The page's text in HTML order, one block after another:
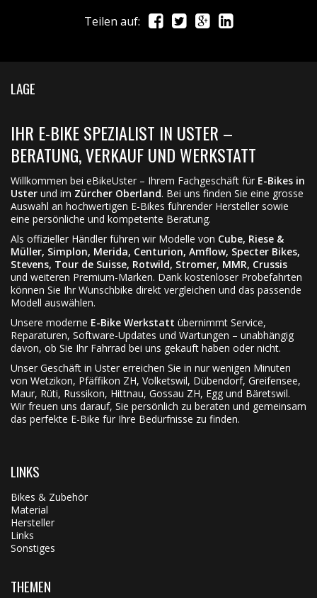
Teilen auf:
LAGE
IHR E-BIKE SPEZIALIST IN USTER –
BERATUNG, VERKAUF UND WERKSTATT
Willkommen bei eBikeUster – Ihrem Fachgeschäft für E-Bikes in
Uster und im Zürcher Oberland. Bei uns finden Sie eine grosse
Auswahl an hochwertigen E-Bikes führender Hersteller sowie
eine persönliche und kompetente Beratung.
Als offizieller Händler führen wir Modelle von Cube, Riese &
Müller, Simplon, Merida, Centurion, Amflow, Specter Bikes,
Stevens, Tour de Suisse, Rotwild, Stromer, MMR, Crussis
und weiteren Premium-Marken. Dank kostenloser Probefahrten
können Sie Ihr Wunschbike direkt vergleichen und das passende
Modell auswählen.
Unsere moderne E-Bike Werkstatt übernimmt Service,
Reparaturen, Software-Updates und Wartungen – unabhängig
davon, ob Sie Ihr Fahrrad bei uns gekauft haben oder nicht.
Unser Geschäft in Uster erreichen Sie in nur wenigen Minuten
von Wetzikon, Pfäffikon ZH, Volketswil, Dübendorf, Greifensee,
Maur, Rüti, Russikon, Hittnau, Gossau ZH, Egg und Bäretswil.
Wir freuen uns darauf, Sie persönlich zu beraten und gemeinsam
das perfekte E-Bike für Ihre Bedürfnisse zu finden.
LINKS
Bikes & Zubehör
Material
Hersteller
Links
Sonstiges
THEMEN